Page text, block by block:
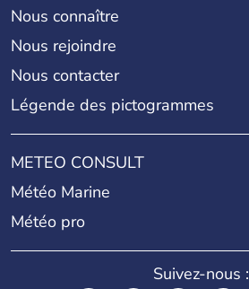
Nous connaître
Nous rejoindre
Nous contacter
Légende des pictogrammes
METEO CONSULT
Météo Marine
Météo pro
Suivez-nous :